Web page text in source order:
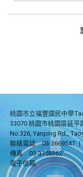
桃園市立福豐國民中學
33070 桃園市桃園區延平
No.326, Yanping Rd.,
聯絡電話
03-3669547 |
傳真
03-3758362
電子信箱